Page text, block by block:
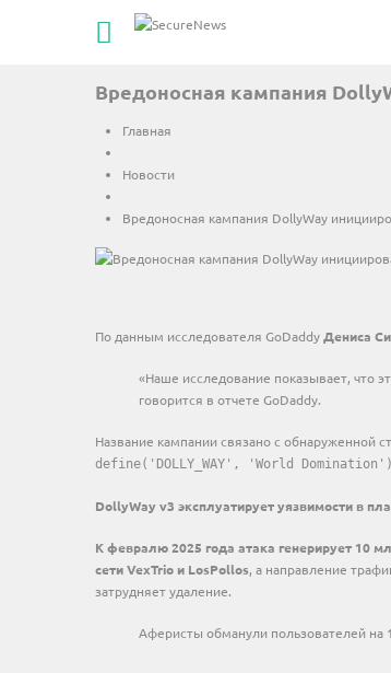
ГЛАВНАЯ
КОНТАКТЫ
О НАС
СТАТЬ ПАРТНЕРОМ
НОВОСТИ
ПОЛИТИКА
Вредоносная кампания
Главная
Новости
Вредоносная кампания DollyWay
По данным исследователя GoDaddyДениса
«Наше исследование показывает, что
говорится в отчете GoDaddy.
Название кампании связано с обнаруженной
define('DOLLY_WAY', 'World Domination')
DollyWay v3 эксплуатирует уязвимости в
К февралю 2025 года атака генерирует 10
сети VexTrio и LosPollos, а направление
затрудняет удаление.
Аферисты обманули пользователей на